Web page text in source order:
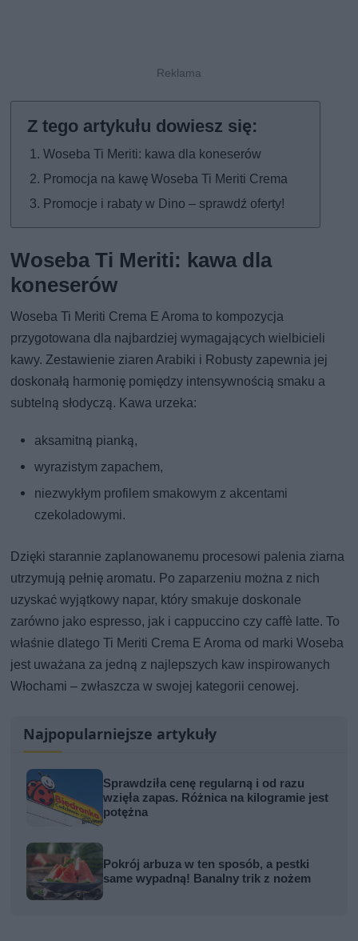
Woseba Ti Meriti: kawa dla koneserów
Promocja na kawę Woseba Ti Meriti Crema
Promocje i rabaty w Dino – sprawdź oferty!
Woseba Ti Meriti: kawa dla
koneserów
Woseba Ti Meriti Crema E Aroma to kompozycja
przygotowana dla najbardziej wymagających wielbicieli
kawy. Zestawienie ziaren Arabiki i Robusty zapewnia jej
doskonałą harmonię pomiędzy intensywnością smaku a
subtelną słodyczą. Kawa urzeka:
aksamitną pianką,
wyrazistym zapachem,
niezwykłym profilem smakowym z akcentami
czekoladowymi.
Dzięki starannie zaplanowanemu procesowi palenia ziarna
utrzymują pełnię aromatu. Po zaparzeniu można z nich
uzyskać wyjątkowy napar, który smakuje doskonale
zarówno jako espresso, jak i cappuccino czy caffè latte. To
właśnie dlatego Ti Meriti Crema E Aroma od marki Woseba
jest uważana za jedną z najlepszych kaw inspirowanych
Włochami – zwłaszcza w swojej kategorii cenowej.
Najpopularniejsze artykuły
Sprawdziła cenę regularną i od razu
wzięła zapas. Różnica na kilogramie jest
potężna
Pokrój arbuza w ten sposób, a pestki
same wypadną! Banalny trik z nożem